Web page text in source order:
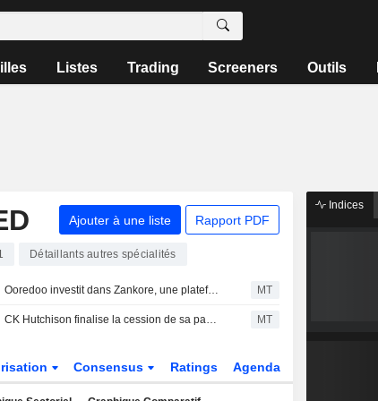
Listes Trading Screeners Outils
Ajouter à une liste Rapport PDF
Détaillants autres spécialités
Ooredoo investit dans Zankore, une plateforme indonésienne de calcul IA et de neocloud MT
CK Hutchison finalise la cession de sa participation de 49 % dans VodafoneThree MT
Consensus Ratings Agenda
Indices